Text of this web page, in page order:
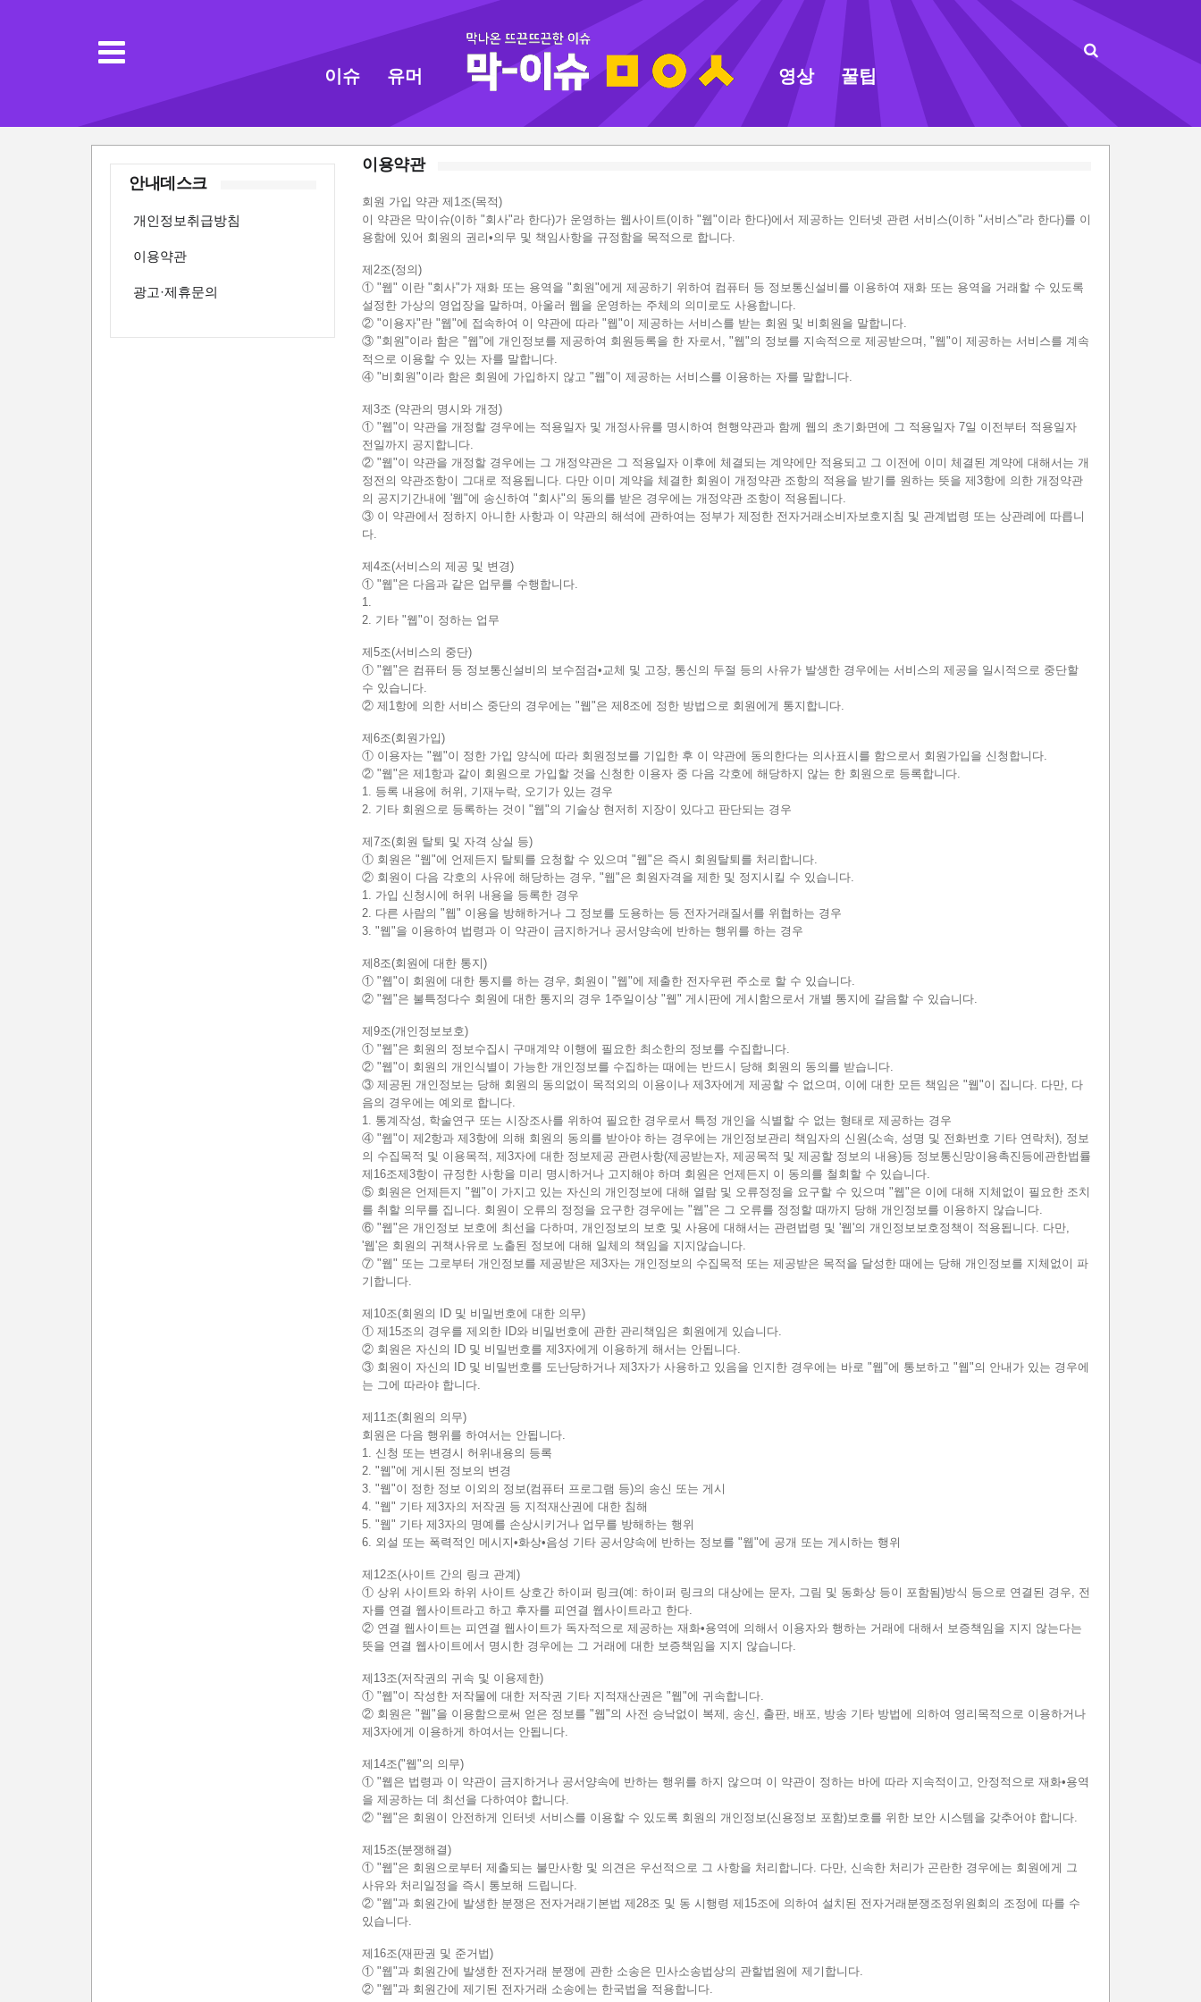
이슈 유머 영상 꿀팁
안내데스크
개인정보취급방침
이용약관
광고·제휴문의
이용약관
회원 가입 약관 제1조(목적)
이 약관은 막이슈(이하 "회사"라 한다)가 운영하는 웹사이트(이하 "웹"이라 한다)에서 제공하는 인터넷 관련 서비스(이하 "서비스"라 한다)를 이
용함에 있어 회원의 권리•의무 및 책임사항을 규정함을 목적으로 합니다.
제2조(정의)
① "웹" 이란 "회사"가 재화 또는 용역을 "회원"에게 제공하기 위하여 컴퓨터 등 정보통신설비를 이용하여 재화 또는 용역을 거래할 수 있도록
설정한 가상의 영업장을 말하며, 아울러 웹을 운영하는 주체의 의미로도 사용합니다.
② "이용자"란 "웹"에 접속하여 이 약관에 따라 "웹"이 제공하는 서비스를 받는 회원 및 비회원을 말합니다.
③ "회원"이라 함은 "웹"에 개인정보를 제공하여 회원등록을 한 자로서, "웹"의 정보를 지속적으로 제공받으며, "웹"이 제공하는 서비스를 계속
적으로 이용할 수 있는 자를 말합니다.
④ "비회원"이라 함은 회원에 가입하지 않고 "웹"이 제공하는 서비스를 이용하는 자를 말합니다.
제3조 (약관의 명시와 개정)
① "웹"이 약관을 개정할 경우에는 적용일자 및 개정사유를 명시하여 현행약관과 함께 웹의 초기화면에 그 적용일자 7일 이전부터 적용일자
전일까지 공지합니다.
② "웹"이 약관을 개정할 경우에는 그 개정약관은 그 적용일자 이후에 체결되는 계약에만 적용되고 그 이전에 이미 체결된 계약에 대해서는 개
정전의 약관조항이 그대로 적용됩니다. 다만 이미 계약을 체결한 회원이 개정약관 조항의 적용을 받기를 원하는 뜻을 제3항에 의한 개정약관
의 공지기간내에 '웹"에 송신하여 "회사"의 동의를 받은 경우에는 개정약관 조항이 적용됩니다.
③ 이 약관에서 정하지 아니한 사항과 이 약관의 해석에 관하여는 정부가 제정한 전자거래소비자보호지침 및 관계법령 또는 상관례에 따릅니
다.
제4조(서비스의 제공 및 변경)
① "웹"은 다음과 같은 업무를 수행합니다.
1.
2. 기타 "웹"이 정하는 업무
제5조(서비스의 중단)
① "웹"은 컴퓨터 등 정보통신설비의 보수점검•교체 및 고장, 통신의 두절 등의 사유가 발생한 경우에는 서비스의 제공을 일시적으로 중단할
수 있습니다.
② 제1항에 의한 서비스 중단의 경우에는 "웹"은 제8조에 정한 방법으로 회원에게 통지합니다.
제6조(회원가입)
① 이용자는 "웹"이 정한 가입 양식에 따라 회원정보를 기입한 후 이 약관에 동의한다는 의사표시를 함으로서 회원가입을 신청합니다.
② "웹"은 제1항과 같이 회원으로 가입할 것을 신청한 이용자 중 다음 각호에 해당하지 않는 한 회원으로 등록합니다.
1. 등록 내용에 허위, 기재누락, 오기가 있는 경우
2. 기타 회원으로 등록하는 것이 "웹"의 기술상 현저히 지장이 있다고 판단되는 경우
제7조(회원 탈퇴 및 자격 상실 등)
① 회원은 "웹"에 언제든지 탈퇴를 요청할 수 있으며 "웹"은 즉시 회원탈퇴를 처리합니다.
② 회원이 다음 각호의 사유에 해당하는 경우, "웹"은 회원자격을 제한 및 정지시킬 수 있습니다.
1. 가입 신청시에 허위 내용을 등록한 경우
2. 다른 사람의 "웹" 이용을 방해하거나 그 정보를 도용하는 등 전자거래질서를 위협하는 경우
3. "웹"을 이용하여 법령과 이 약관이 금지하거나 공서양속에 반하는 행위를 하는 경우
제8조(회원에 대한 통지)
① "웹"이 회원에 대한 통지를 하는 경우, 회원이 "웹"에 제출한 전자우편 주소로 할 수 있습니다.
② "웹"은 불특정다수 회원에 대한 통지의 경우 1주일이상 "웹" 게시판에 게시함으로서 개별 통지에 갈음할 수 있습니다.
제9조(개인정보보호)
① "웹"은 회원의 정보수집시 구매계약 이행에 필요한 최소한의 정보를 수집합니다.
② "웹"이 회원의 개인식별이 가능한 개인정보를 수집하는 때에는 반드시 당해 회원의 동의를 받습니다.
③ 제공된 개인정보는 당해 회원의 동의없이 목적외의 이용이나 제3자에게 제공할 수 없으며, 이에 대한 모든 책임은 "웹"이 집니다. 다만, 다
음의 경우에는 예외로 합니다.
1. 통계작성, 학술연구 또는 시장조사를 위하여 필요한 경우로서 특정 개인을 식별할 수 없는 형태로 제공하는 경우
④ "웹"이 제2항과 제3항에 의해 회원의 동의를 받아야 하는 경우에는 개인정보관리 책임자의 신원(소속, 성명 및 전화번호 기타 연락처), 정보
의 수집목적 및 이용목적, 제3자에 대한 정보제공 관련사항(제공받는자, 제공목적 및 제공할 정보의 내용)등 정보통신망이용촉진등에관한법률
제16조제3항이 규정한 사항을 미리 명시하거나 고지해야 하며 회원은 언제든지 이 동의를 철회할 수 있습니다.
⑤ 회원은 언제든지 "웹"이 가지고 있는 자신의 개인정보에 대해 열람 및 오류정정을 요구할 수 있으며 "웹"은 이에 대해 지체없이 필요한 조치
를 취할 의무를 집니다. 회원이 오류의 정정을 요구한 경우에는 "웹"은 그 오류를 정정할 때까지 당해 개인정보를 이용하지 않습니다.
⑥ "웹"은 개인정보 보호에 최선을 다하며, 개인정보의 보호 및 사용에 대해서는 관련법령 및 '웹'의 개인정보보호정책이 적용됩니다. 다만,
'웹'은 회원의 귀책사유로 노출된 정보에 대해 일체의 책임을 지지않습니다.
⑦ "웹" 또는 그로부터 개인정보를 제공받은 제3자는 개인정보의 수집목적 또는 제공받은 목적을 달성한 때에는 당해 개인정보를 지체없이 파
기합니다.
제10조(회원의 ID 및 비밀번호에 대한 의무)
① 제15조의 경우를 제외한 ID와 비밀번호에 관한 관리책임은 회원에게 있습니다.
② 회원은 자신의 ID 및 비밀번호를 제3자에게 이용하게 해서는 안됩니다.
③ 회원이 자신의 ID 및 비밀번호를 도난당하거나 제3자가 사용하고 있음을 인지한 경우에는 바로 "웹"에 통보하고 "웹"의 안내가 있는 경우에
는 그에 따라야 합니다.
제11조(회원의 의무)
회원은 다음 행위를 하여서는 안됩니다.
1. 신청 또는 변경시 허위내용의 등록
2. "웹"에 게시된 정보의 변경
3. "웹"이 정한 정보 이외의 정보(컴퓨터 프로그램 등)의 송신 또는 게시
4. "웹" 기타 제3자의 저작권 등 지적재산권에 대한 침해
5. "웹" 기타 제3자의 명예를 손상시키거나 업무를 방해하는 행위
6. 외설 또는 폭력적인 메시지•화상•음성 기타 공서양속에 반하는 정보를 "웹"에 공개 또는 게시하는 행위
제12조(사이트 간의 링크 관계)
① 상위 사이트와 하위 사이트 상호간 하이퍼 링크(예: 하이퍼 링크의 대상에는 문자, 그림 및 동화상 등이 포함됨)방식 등으로 연결된 경우, 전
자를 연결 웹사이트라고 하고 후자를 피연결 웹사이트라고 한다.
② 연결 웹사이트는 피연결 웹사이트가 독자적으로 제공하는 재화•용역에 의해서 이용자와 행하는 거래에 대해서 보증책임을 지지 않는다는
뜻을 연결 웹사이트에서 명시한 경우에는 그 거래에 대한 보증책임을 지지 않습니다.
제13조(저작권의 귀속 및 이용제한)
① "웹"이 작성한 저작물에 대한 저작권 기타 지적재산권은 "웹"에 귀속합니다.
② 회원은 "웹"을 이용함으로써 얻은 정보를 "웹"의 사전 승낙없이 복제, 송신, 출판, 배포, 방송 기타 방법에 의하여 영리목적으로 이용하거나
제3자에게 이용하게 하여서는 안됩니다.
제14조("웹"의 의무)
① "웹은 법령과 이 약관이 금지하거나 공서양속에 반하는 행위를 하지 않으며 이 약관이 정하는 바에 따라 지속적이고, 안정적으로 재화•용역
을 제공하는 데 최선을 다하여야 합니다.
② "웹"은 회원이 안전하게 인터넷 서비스를 이용할 수 있도록 회원의 개인정보(신용정보 포함)보호를 위한 보안 시스템을 갖추어야 합니다.
제15조(분쟁해결)
① "웹"은 회원으로부터 제출되는 불만사항 및 의견은 우선적으로 그 사항을 처리합니다. 다만, 신속한 처리가 곤란한 경우에는 회원에게 그
사유와 처리일정을 즉시 통보해 드립니다.
② "웹"과 회원간에 발생한 분쟁은 전자거래기본법 제28조 및 동 시행령 제15조에 의하여 설치된 전자거래분쟁조정위원회의 조정에 따를 수
있습니다.
제16조(재판권 및 준거법)
① "웹"과 회원간에 발생한 전자거래 분쟁에 관한 소송은 민사소송법상의 관할법원에 제기합니다.
② "웹"과 회원간에 제기된 전자거래 소송에는 한국법을 적용합니다.